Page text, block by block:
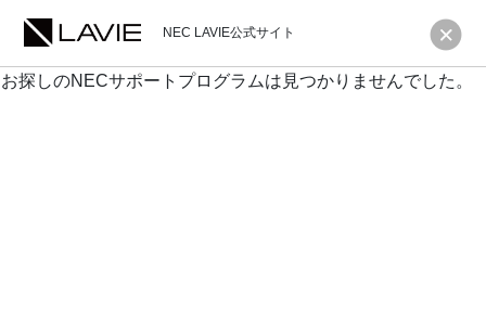
NEC LAVIE公式サイト
お探しのNECサポートプログラムは見つかりませんでした。